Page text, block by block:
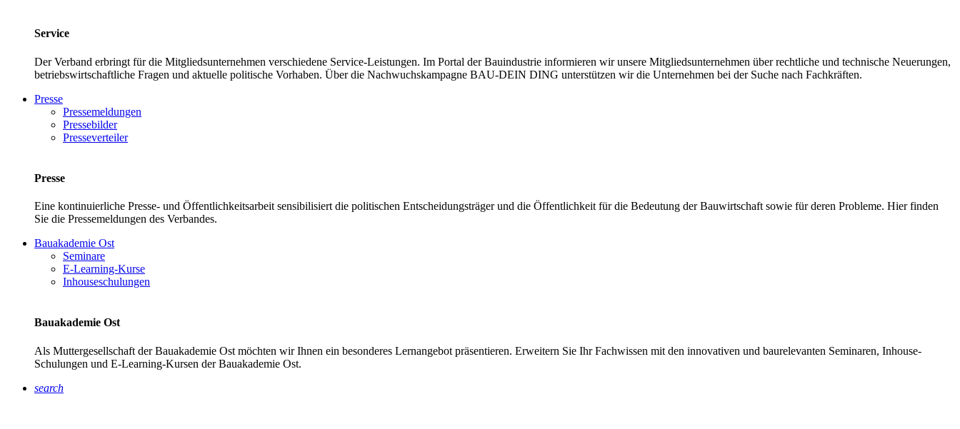
Service
Der Verband erbringt für die Mitgliedsunternehmen verschiedene Service-Leistungen. Im Portal der Bauindustrie informieren wir unsere Mitgliedsunternehmen über rechtliche und technische Neuerungen,
betriebswirtschaftliche Fragen und aktuelle politische Vorhaben. Über die Nachwuchskampagne BAU-DEIN DING unterstützen wir die Unternehmen bei der Suche nach Fachkräften.
Presse
Pressemeldungen
Pressebilder
Presseverteiler
Presse
Eine kontinuierliche Presse- und Öffentlichkeitsarbeit sensibilisiert die politischen Entscheidungsträger und die Öffentlichkeit für die Bedeutung der Bauwirtschaft sowie für deren Probleme. Hier finden
Sie die Pressemeldungen des Verbandes.
Bauakademie Ost
Seminare
E-Learning-Kurse
Inhouseschulungen
Bauakademie Ost
Als Muttergesellschaft der Bauakademie Ost möchten wir Ihnen ein besonderes Lernangebot präsentieren. Erweitern Sie Ihr Fachwissen mit den innovativen und baurelevanten Seminaren, Inhouse-
Schulungen und E-Learning-Kursen der Bauakademie Ost.
search